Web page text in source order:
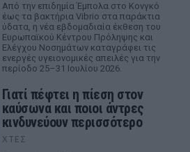
Από την επιδημία Έμπολα στο Κονγκό
έως τα βακτήρια Vibrio στα παράκτια
ύδατα, η νέα εβδομαδιαία έκθεση του
Ευρωπαϊκού Κέντρου Πρόληψης και
Ελέγχου Νοσημάτων καταγράφει τις
ενεργές υγειονομικές απειλές για την
περίοδο 25–31 Ιουλίου 2026.
Γιατί πέφτει η πίεση στον
καύσωνα και ποιοι άντρες
κινδυνεύουν περισσότερο
ΧΤΕΣ